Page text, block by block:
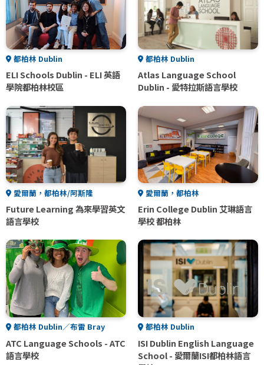
都柏林 Dublin
ELI Schools Dublin - ELI 英語
學院都柏林校區
都柏林 Dublin
Atlas Language School
Dublin - 愛特拉斯語言學校
愛爾蘭，都柏林/阿斯隆
Future Learning 為來學習英文
語言學校
愛爾蘭，都柏林
Erin College Dublin 艾琳語言
學校 都柏林
都柏林 Dublin／布雷 Bray
ATC Language Schools - ATC
語言學校
都柏林 Dublin
ISI Dublin English Language
School - 愛爾蘭ISI都柏林語言